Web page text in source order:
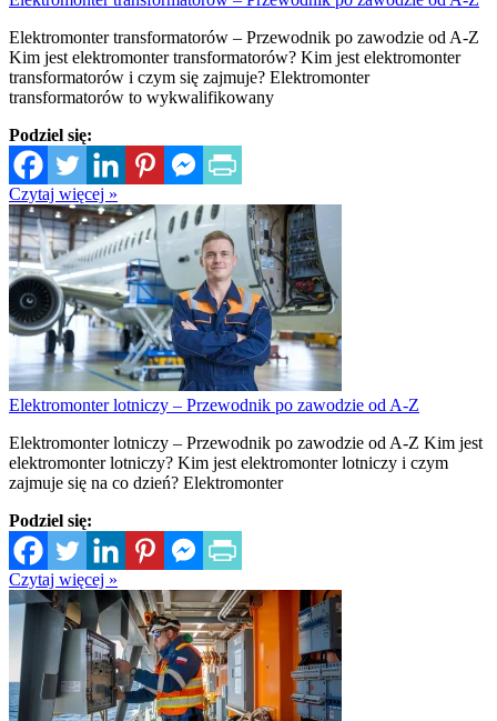
Elektromonter transformatorów – Przewodnik po zawodzie od A-Z
Kim jest elektromonter transformatorów? Kim jest elektromonter
transformatorów i czym się zajmuje? Elektromonter
transformatorów to wykwalifikowany
Podziel się:
Czytaj więcej »
Elektromonter lotniczy – Przewodnik po zawodzie od A-Z
Elektromonter lotniczy – Przewodnik po zawodzie od A-Z Kim jest
elektromonter lotniczy? Kim jest elektromonter lotniczy i czym
zajmuje się na co dzień? Elektromonter
Podziel się:
Czytaj więcej »